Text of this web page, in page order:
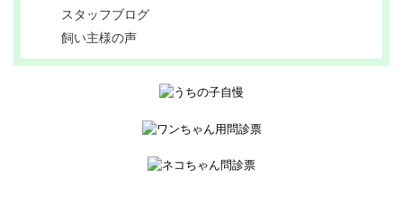
スタッフブログ
飼い主様の声